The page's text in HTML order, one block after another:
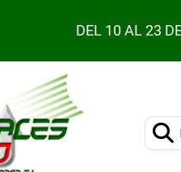
DEL 10 AL 23